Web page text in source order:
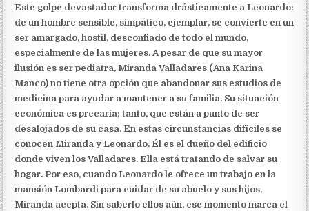
Este golpe devastador transforma drásticamente a Leonardo:
de un hombre sensible, simpático, ejemplar, se convierte en un
ser amargado, hostil, desconfiado de todo el mundo,
especialmente de las mujeres. A pesar de que su mayor
ilusión es ser pediatra, Miranda Valladares (Ana Karina
Manco) no tiene otra opción que abandonar sus estudios de
medicina para ayudar a mantener a su familia. Su situación
económica es precaria; tanto, que están a punto de ser
desalojados de su casa. En estas circunstancias difíciles se
conocen Miranda y Leonardo. Él es el dueño del edificio
donde viven los Valladares. Ella está tratando de salvar su
hogar. Por eso, cuando Leonardo le ofrece un trabajo en la
mansión Lombardi para cuidar de su abuelo y sus hijos,
Miranda acepta. Sin saberlo ellos aún, ese momento marca el